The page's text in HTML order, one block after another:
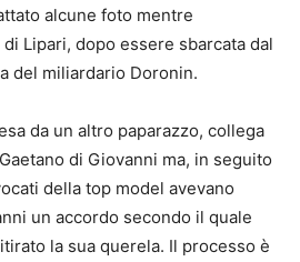
alcune foto mentre
Lipari, dopo essere sbarcata dal
del miliardario Doronin.
da un altro paparazzo, collega
di Giovanni ma, in seguito
della top model avevano
un accordo secondo il quale
la sua querela. Il processo è